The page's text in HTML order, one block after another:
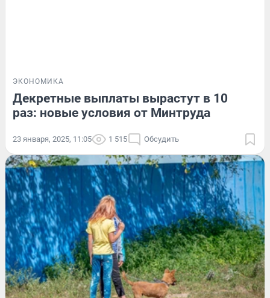
ЭКОНОМИКА
Декретные выплаты вырастут в 10
раз: новые условия от Минтруда
23 января, 2025, 11:05 1 515 Обсудить